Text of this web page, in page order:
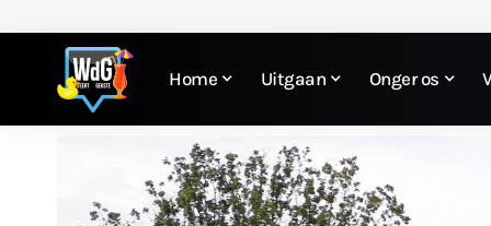
Home Uitgaan Onger os